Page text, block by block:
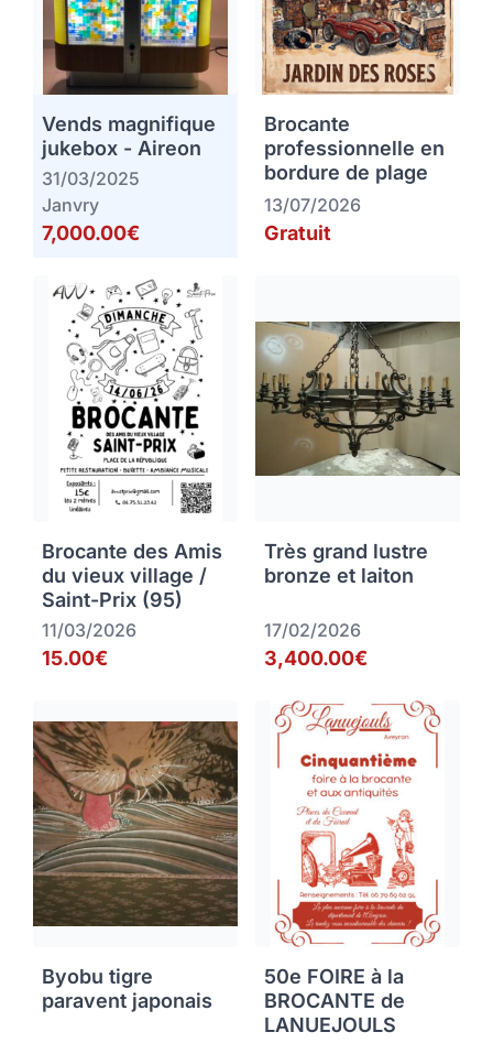
Vends magnifique
jukebox - Aireon
31/03/2025
Janvry
7,000.00€
Brocante
professionnelle en
bordure de plage
13/07/2026
Gratuit
Brocante des Amis
du vieux village /
Saint-Prix (95)
11/03/2026
15.00€
Très grand lustre
bronze et laiton
17/02/2026
3,400.00€
Byobu tigre
paravent japonais
50e FOIRE à la
BROCANTE de
LANUEJOULS